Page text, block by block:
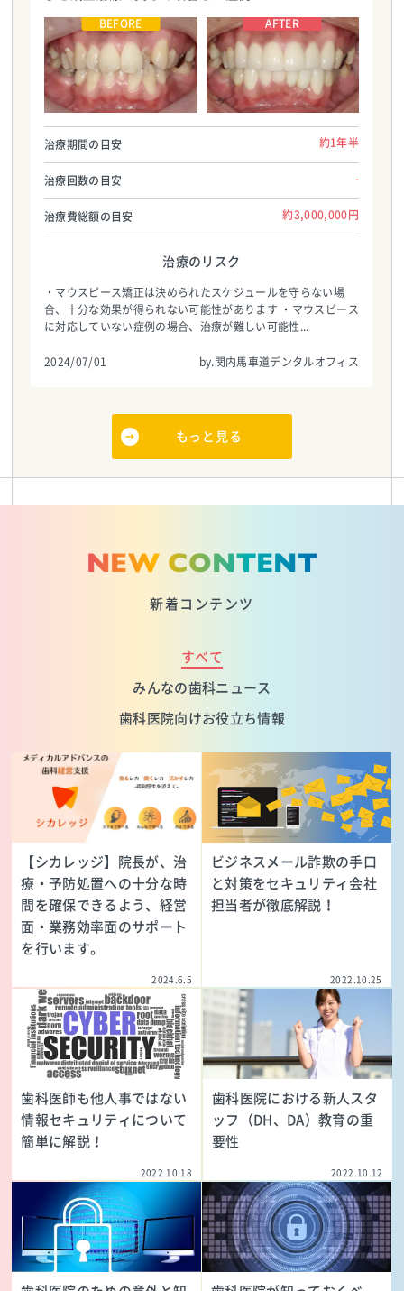
関内馬車道デンタルオフィス
TEL:045-299-0488
関内馬車道デンタルオフィス
TEL:045-299-0488
治療期間の目安 約1年半
治療回数の目安 -
治療費総額の目安 約3,000,000円
治療のリスク
・マウスピース矯正は決められたスケジュールを守らない場
合、十分な効果が得られない可能性があります ・マウスピース
に対応していない症例の場合、治療が難しい可能性...
2024/07/01 by.関内馬車道デンタルオフィス
もっと見る
NEW CONTENT
新着コンテンツ
すべて
みんなの歯科ニュース
歯科医院向けお役立ち情報
【シカレッジ】院長が、治
療・予防処置への十分な時
間を確保できるよう、経営
面・業務効率面のサポート
を行います。
2024.6.5
ビジネスメール詐欺の手口
と対策をセキュリティ会社
担当者が徹底解説！
2022.10.25
歯科医師も他人事ではない
情報セキュリティについて
簡単に解説！
2022.10.18
歯科医院における新人スタ
ッフ（DH、DA）教育の重
要性
2022.10.12